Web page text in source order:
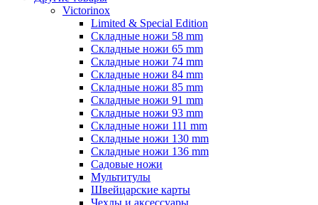
Victorinox
Limited & Special Edition
Складные ножи 58 mm
Складные ножи 65 mm
Складные ножи 74 mm
Складные ножи 84 mm
Складные ножи 85 mm
Складные ножи 91 mm
Складные ножи 93 mm
Складные ножи 111 mm
Складные ножи 130 mm
Складные ножи 136 mm
Садовые ножи
Мультитулы
Швейцарские карты
Чехлы и аксессуары